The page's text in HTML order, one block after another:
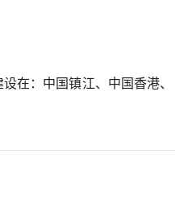
在：中国镇江、中国香港、